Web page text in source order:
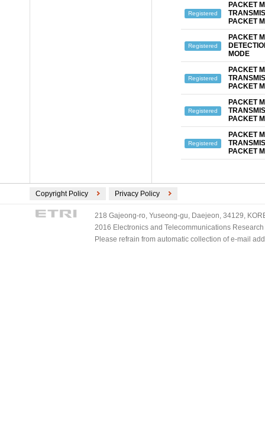
Registered
PACKET
PACKET
Registered
PACKET
MODE
Registered
PACKET
PACKET
Registered
PACKET
PACKET
Registered
PACKET
PACKET
Copyright Policy Privacy Policy
218 Gajeong-ro, Yuseong-gu, Daejeon, 34129,
2016 Electronics and Telecommunications
Please refrain from automatic collection of e-mail